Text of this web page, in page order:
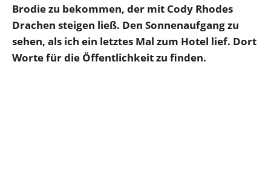
Brodie zu bekommen, der mit Cody Rhodes
Drachen steigen ließ. Den Sonnenaufgang zu
sehen, als ich ein letztes Mal zum Hotel lief. Dort
Worte für die Öffentlichkeit zu finden.